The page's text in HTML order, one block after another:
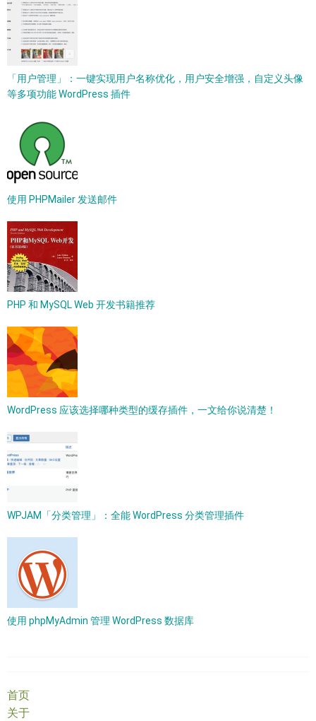
「用户管理」：一键实现用户名称优化，用户安全增强，自定义头像
等多项功能 WordPress 插件
使用 PHPMailer 发送邮件
PHP 和 MySQL Web 开发书籍推荐
WordPress 应该选择哪种类型的缓存插件，一文给你说清楚！
WPJAM「分类管理」：全能 WordPress 分类管理插件
使用 phpMyAdmin 管理 WordPress 数据库
首页
关于